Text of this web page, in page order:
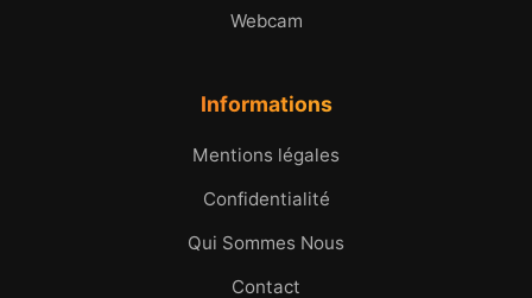
Webcam
Informations
Mentions légales
Confidentialité
Qui Sommes Nous
Contact